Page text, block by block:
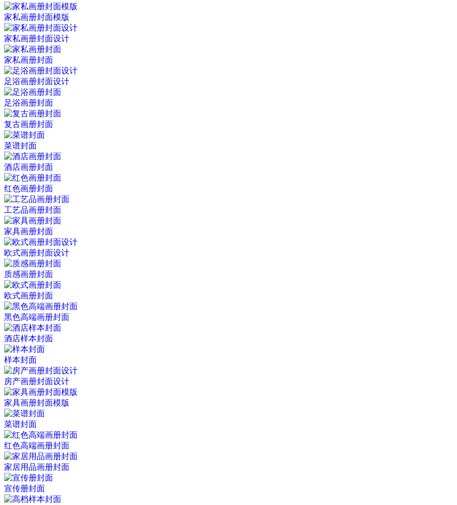
家私画册封面模版
家私画册封面设计
家私画册封面
足浴画册封面设计
足浴画册封面
复古画册封面
菜谱封面
酒店画册封面
红色画册封面
工艺品画册封面
家具画册封面
欧式画册封面设计
质感画册封面
欧式画册封面
黑色高端画册封面
酒店样本封面
样本封面
房产画册封面设计
家具画册封面模版
菜谱封面
红色高端画册封面
家居用品画册封面
宣传册封面